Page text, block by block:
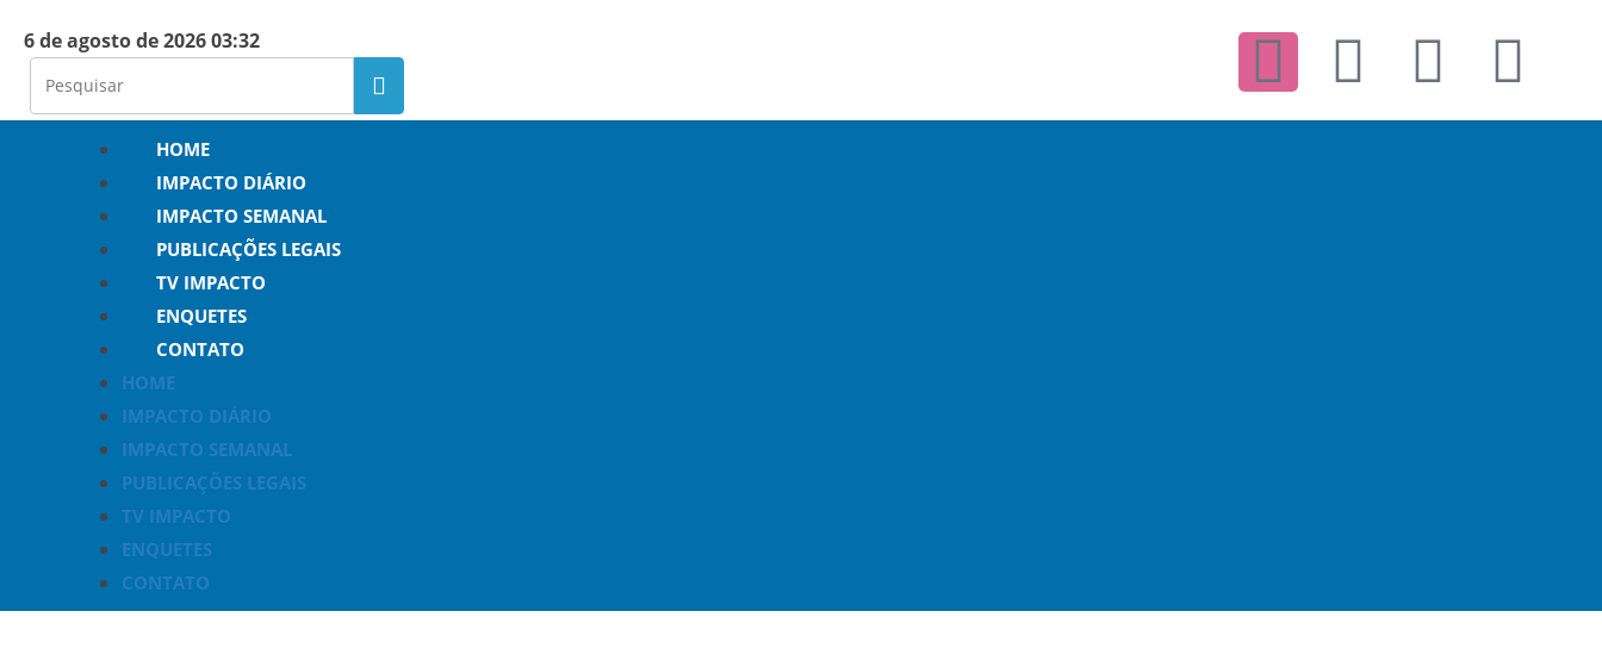
6 de agosto de 2026 03:32
HOME
IMPACTO DIÁRIO
IMPACTO SEMANAL
PUBLICAÇÕES LEGAIS
TV IMPACTO
ENQUETES
CONTATO
HOME
IMPACTO DIÁRIO
IMPACTO SEMANAL
PUBLICAÇÕES LEGAIS
TV IMPACTO
ENQUETES
CONTATO